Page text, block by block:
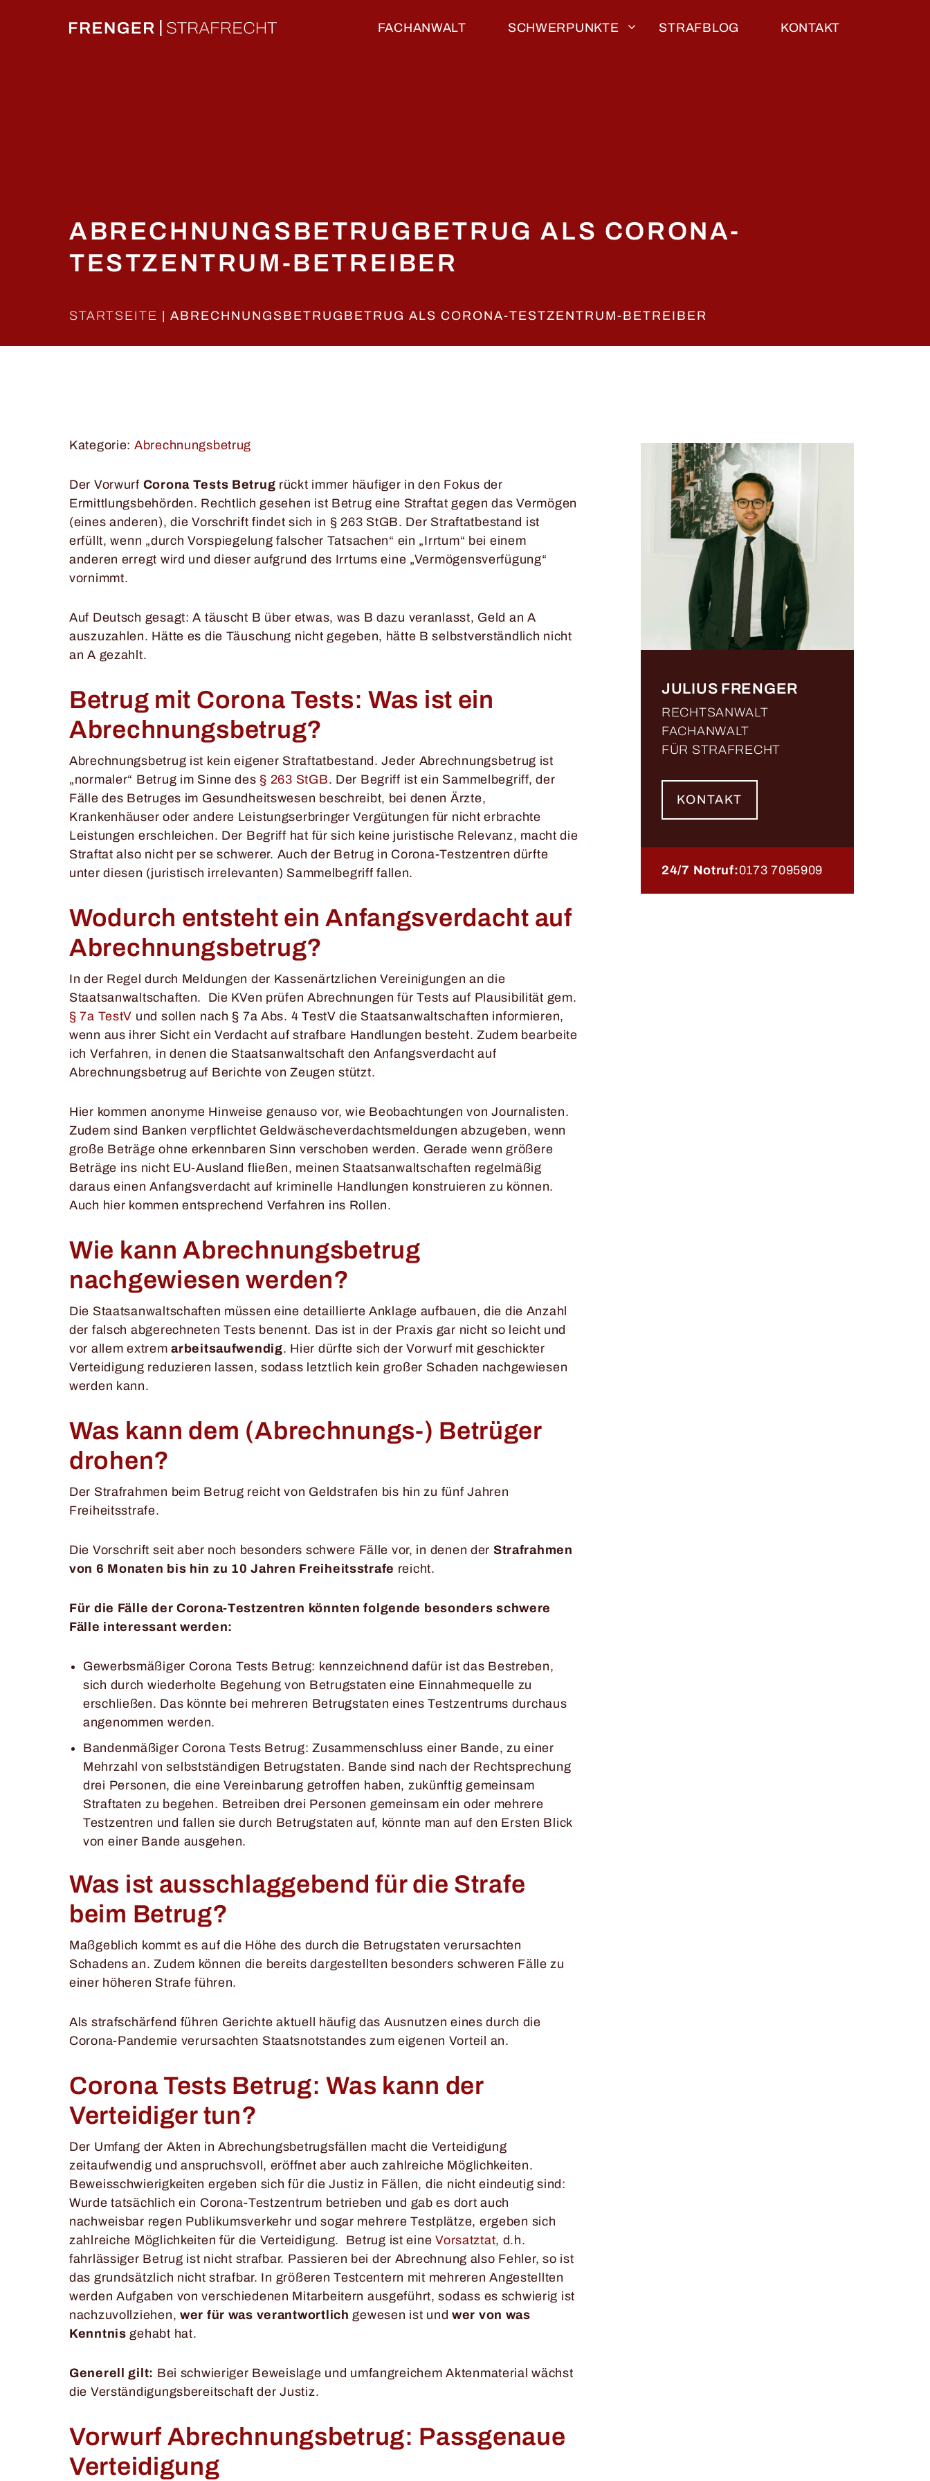
FACHANWALT SCHWERPUNKTE STRAFBLOG KONTAKT
ABRECHNUNGSBETRUGBETRUG ALS CORONA-
TESTZENTRUM-BETREIBER
STARTSEITE ABRECHNUNGSBETRUGBETRUG ALS CORONA-TESTZENTRUM-BETREIBER
Kategorie: Abrechnungsbetrug
Der Vorwurf Corona Tests Betrug rückt immer häufiger in den Fokus der
Ermittlungsbehörden. Rechtlich gesehen ist Betrug eine Straftat gegen das Vermögen
(eines anderen), die Vorschrift findet sich in § 263 StGB. Der Straftatbestand ist
erfüllt, wenn „durch Vorspiegelung falscher Tatsachen“ ein „Irrtum“ bei einem
anderen erregt wird und dieser aufgrund des Irrtums eine „Vermögensverfügung“
vornimmt.
Auf Deutsch gesagt: A täuscht B über etwas, was B dazu veranlasst, Geld an A
auszuzahlen. Hätte es die Täuschung nicht gegeben, hätte B selbstverständlich nicht
an A gezahlt.
Betrug mit Corona Tests: Was ist ein
Abrechnungsbetrug?
Abrechnungsbetrug ist kein eigener Straftatbestand. Jeder Abrechnungsbetrug ist
„normaler“ Betrug im Sinne des § 263 StGB. Der Begriff ist ein Sammelbegriff, der
Fälle des Betruges im Gesundheitswesen beschreibt, bei denen Ärzte,
Krankenhäuser oder andere Leistungserbringer Vergütungen für nicht erbrachte
Leistungen erschleichen. Der Begriff hat für sich keine juristische Relevanz, macht die
Straftat also nicht per se schwerer. Auch der Betrug in Corona-Testzentren dürfte
unter diesen (juristisch irrelevanten) Sammelbegriff fallen.
Wodurch entsteht ein Anfangsverdacht auf
Abrechnungsbetrug?
In der Regel durch Meldungen der Kassenärtzlichen Vereinigungen an die
Staatsanwaltschaften. Die KVen prüfen Abrechnungen für Tests auf Plausibilität gem.
§ 7a TestV und sollen nach § 7a Abs. 4 TestV die Staatsanwaltschaften informieren,
wenn aus ihrer Sicht ein Verdacht auf strafbare Handlungen besteht. Zudem bearbeite
ich Verfahren, in denen die Staatsanwaltschaft den Anfangsverdacht auf
Abrechnungsbetrug auf Berichte von Zeugen stützt.
Hier kommen anonyme Hinweise genauso vor, wie Beobachtungen von Journalisten.
Zudem sind Banken verpflichtet Geldwäscheverdachtsmeldungen abzugeben, wenn
große Beträge ohne erkennbaren Sinn verschoben werden. Gerade wenn größere
Beträge ins nicht EU-Ausland fließen, meinen Staatsanwaltschaften regelmäßig
daraus einen Anfangsverdacht auf kriminelle Handlungen konstruieren zu können.
Auch hier kommen entsprechend Verfahren ins Rollen.
Wie kann Abrechnungsbetrug
nachgewiesen werden?
Die Staatsanwaltschaften müssen eine detaillierte Anklage aufbauen, die die Anzahl
der falsch abgerechneten Tests benennt. Das ist in der Praxis gar nicht so leicht und
vor allem extremarbeitsaufwendig. Hier dürfte sich der Vorwurf mit geschickter
Verteidigung reduzieren lassen, sodass letztlich kein großer Schaden nachgewiesen
werden kann.
Was kann dem (Abrechnungs-) Betrüger
drohen?
Der Strafrahmen beim Betrug reicht von Geldstrafen bis hin zu fünf Jahren
Freiheitsstrafe.
Die Vorschrift seit aber noch besonders schwere Fälle vor, in denen der Strafrahmen
von 6 Monaten bis hin zu 10 Jahren Freiheitsstrafe reicht.
Für die Fälle der Corona-Testzentren könnten folgende besonders schwere
Fälle interessant werden:
Gewerbsmäßiger Corona Tests Betrug: kennzeichnend dafür ist das Bestreben,
sich durch wiederholte Begehung von Betrugstaten eine Einnahmequelle zu
erschließen. Das könnte bei mehreren Betrugstaten eines Testzentrums durchaus
angenommen werden.
Bandenmäßiger Corona Tests Betrug: Zusammenschluss einer Bande, zu einer
Mehrzahl von selbstständigen Betrugstaten. Bande sind nach der Rechtsprechung
drei Personen, die eine Vereinbarung getroffen haben, zukünftig gemeinsam
Straftaten zu begehen. Betreiben drei Personen gemeinsam ein oder mehrere
Testzentren und fallen sie durch Betrugstaten auf, könnte man auf den Ersten Blick
von einer Bande ausgehen.
Was ist ausschlaggebend für die Strafe
beim Betrug?
Maßgeblich kommt es auf die Höhe des durch die Betrugstaten verursachten
Schadens an. Zudem können die bereits dargestellten besonders schweren Fälle zu
einer höheren Strafe führen.
Als strafschärfend führen Gerichte aktuell häufig das Ausnutzen eines durch die
Corona-Pandemie verursachten Staatsnotstandes zum eigenen Vorteil an.
Corona Tests Betrug: Was kann der
Verteidiger tun?
Der Umfang der Akten in Abrechungsbetrugsfällen macht die Verteidigung
zeitaufwendig und anspruchsvoll, eröffnet aber auch zahlreiche Möglichkeiten.
Beweisschwierigkeiten ergeben sich für die Justiz in Fällen, die nicht eindeutig sind:
Wurde tatsächlich ein Corona-Testzentrum betrieben und gab es dort auch
nachweisbar regen Publikumsverkehr und sogar mehrere Testplätze, ergeben sich
zahlreiche Möglichkeiten für die Verteidigung. Betrug ist eineVorsatztat, d.h.
fahrlässiger Betrug ist nicht strafbar. Passieren bei der Abrechnung also Fehler, so ist
das grundsätzlich nicht strafbar. In größeren Testcentern mit mehreren Angestellten
werden Aufgaben von verschiedenen Mitarbeitern ausgeführt, sodass es schwierig ist
nachzuvollziehen, wer für was verantwortlich gewesen ist und wer von was
Kenntnis gehabt hat.
Generell gilt: Bei schwieriger Beweislage und umfangreichem Aktenmaterial wächst
die Verständigungsbereitschaft der Justiz.
Vorwurf Abrechnungsbetrug: Passgenaue
Verteidigung
JULIUS FRENGER
RECHTSANWALT
FACHANWALT
FÜR STRAFRECHT
KONTAKT
24/7 Notruf:0173 7095909